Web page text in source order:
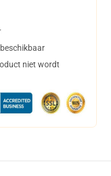
niet wordt